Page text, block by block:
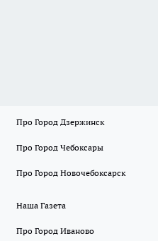
Про Город Дзержинск
Про Город Чебоксары
Про Город Новочебоксарск
Наша Газета
Про Город Иваново